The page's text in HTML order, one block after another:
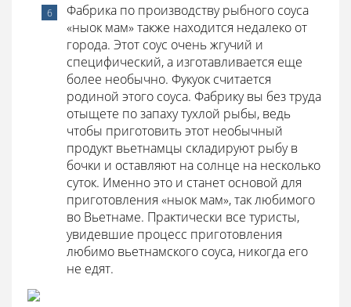
Фабрика по производству рыбного соуса
«ныок мам» также находится недалеко от
города. Этот соус очень жгучий и
специфический, а изготавливается еще
более необычно. Фукуок считается
родиной этого соуса. Фабрику вы без труда
отыщете по запаху тухлой рыбы, ведь
чтобы приготовить этот необычный
продукт вьетнамцы складируют рыбу в
бочки и оставляют на солнце на несколько
суток. Именно это и станет основой для
приготовления «ныок мам», так любимого
во Вьетнаме. Практически все туристы,
увидевшие процесс приготовления
любимо вьетнамского соуса, никогда его
не едят.